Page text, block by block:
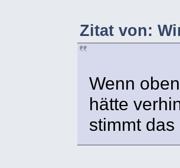
Zitat von:
Wenn
hätte
stimmt das